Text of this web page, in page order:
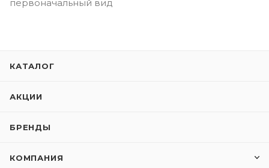
первоначальный вид
КАТАЛОГ
АКЦИИ
БРЕНДЫ
КОМПАНИЯ